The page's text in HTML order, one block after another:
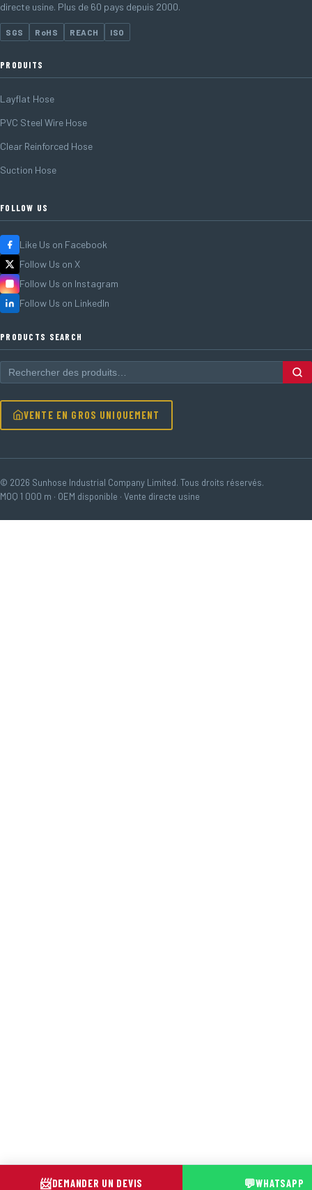
📨DEMANDER UN DEVIS 💬WHATSAPP
directe usine. Plus de 60 pays depuis 2000.
SGS RoHS REACH ISO
PRODUITS
Layflat Hose
PVC Steel Wire Hose
Clear Reinforced Hose
Suction Hose
FOLLOW US
Like Us on Facebook
Follow Us on X
Follow Us on Instagram
Follow Us on LinkedIn
PRODUCTS SEARCH
VENTE EN GROS UNIQUEMENT
© 2026 Sunhose Industrial Company Limited. Tous droits réservés.
MOQ 1 000 m · OEM disponible · Vente directe usine